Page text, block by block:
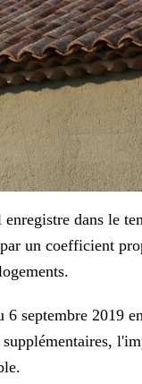
dans le
un coefficient
septembre 2019